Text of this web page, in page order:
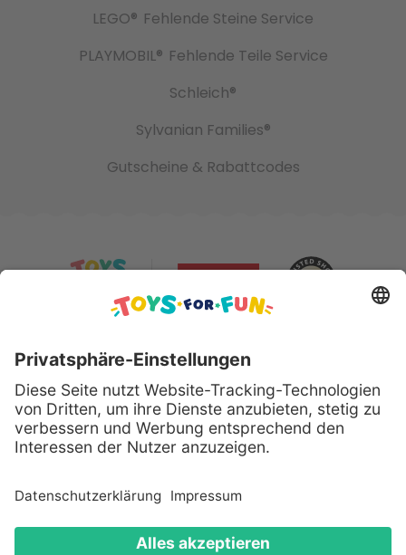
LEGO® Fehlende Steine Service
PLAYMOBIL® Fehlende Teile Service
Schleich®
Sylvanian Families®
Gutscheine & Rabattcodes
Sicher bezahlen mit:
Alle genannten Produkte und Logos sind eingetragene
Warenzeichen der jeweiligen Hersteller.
Copyright © 2008 - 2026 Toys for Fun GmbH - Alle